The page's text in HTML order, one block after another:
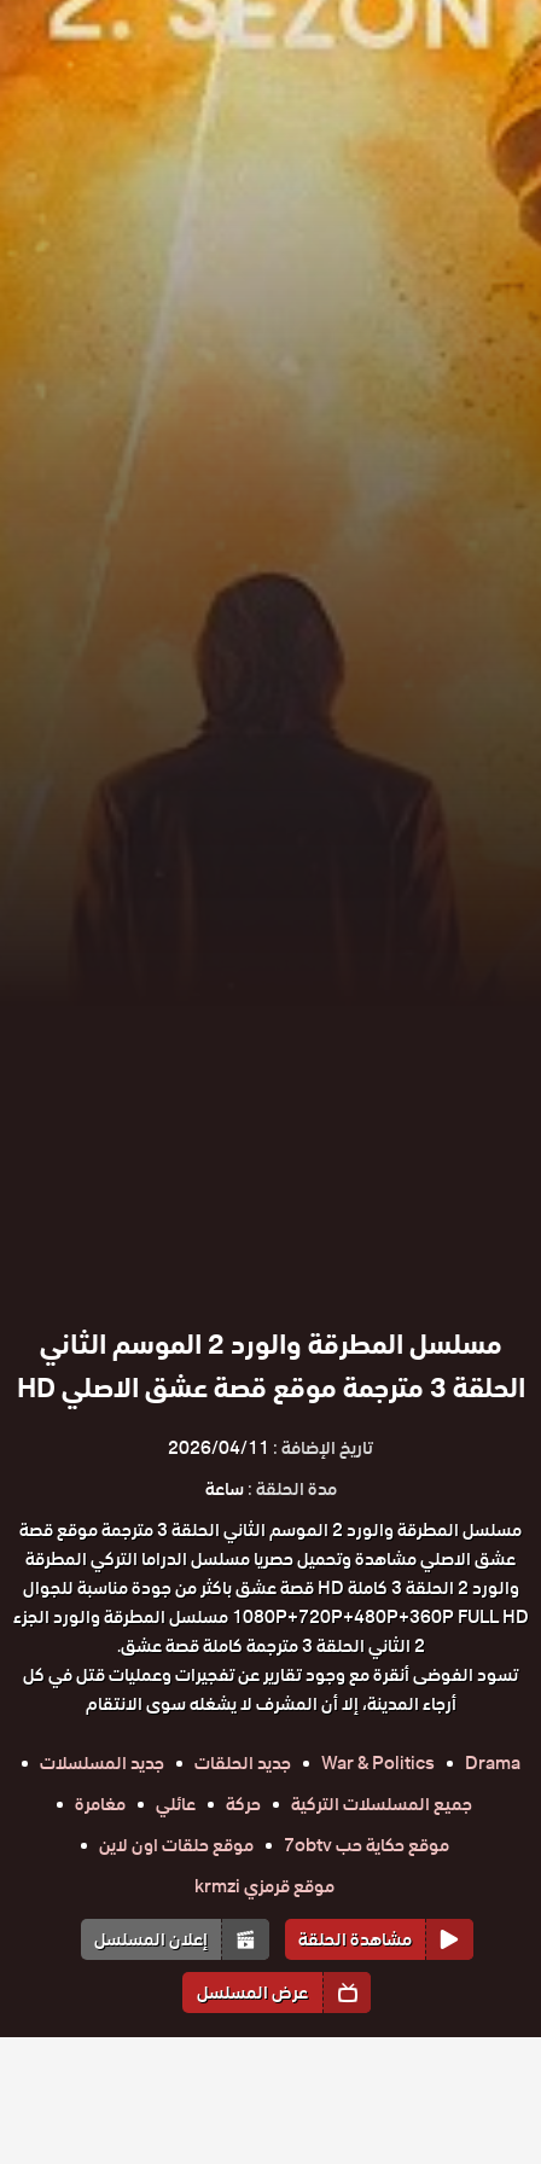
مسلسل المطرقة والورد 2 الموسم الثاني
الحلقة 3 مترجمة موقع قصة عشق الاصلي HD
تاريخ الإضافة : 2026/04/11
مدة الحلقة :ساعة
مسلسل المطرقة والورد 2 الموسم الثاني الحلقة 3 مترجمة موقع قصة
عشق الاصلي مشاهدة وتحميل حصريا مسلسل الدراما التركي المطرقة
والورد 2 الحلقة 3 كاملة HD قصة عشق باكثر من جودة مناسبة للجوال
1080P+720P+480P+360P FULL HD مسلسل المطرقة والورد الجزء
2 الثاني الحلقة 3 مترجمة كاملة قصة عشق.
تسود الفوضى أنقرة مع وجود تقارير عن تفجيرات وعمليات قتل في كل
أرجاء المدينة، إلا أن المشرف لا يشغله سوى الانتقام
Drama
War & Politics جديد الحلقات
جديد المسلسلات
جميع المسلسلات التركية
حركة عائلي
مغامرة
موقع حكاية حب 7obtv
موقع حلقات اون لاين
موقع قرمزي krmzi
مشاهدة الحلقة
إعلان المسلسل
عرض المسلسل